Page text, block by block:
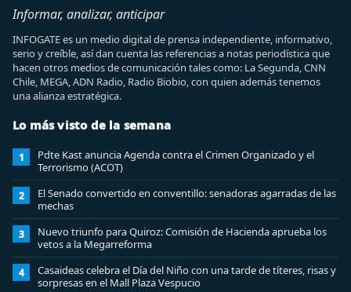
Informar, analizar, anticipar
INFOGATE es un medio digital de prensa independiente, informativo,
serio y creíble, así dan cuenta las referencias a notas periodística que
hacen otros medios de comunicación tales como: La Segunda, CNN
Chile, MEGA, ADN Radio, Radio Biobio, con quien además tenemos
una alianza estratégica.
Lo más visto de la semana
1
Pdte Kast anuncia Agenda contra el Crimen Organizado y el
Terrorismo (ACOT)
2
El Senado convertido en conventillo: senadoras agarradas de las
mechas
3
Nuevo triunfo para Quiroz: Comisión de Hacienda aprueba los
vetos a la Megarreforma
4
Casaideas celebra el Día del Niño con una tarde de títeres, risas y
sorpresas en el Mall Plaza Vespucio